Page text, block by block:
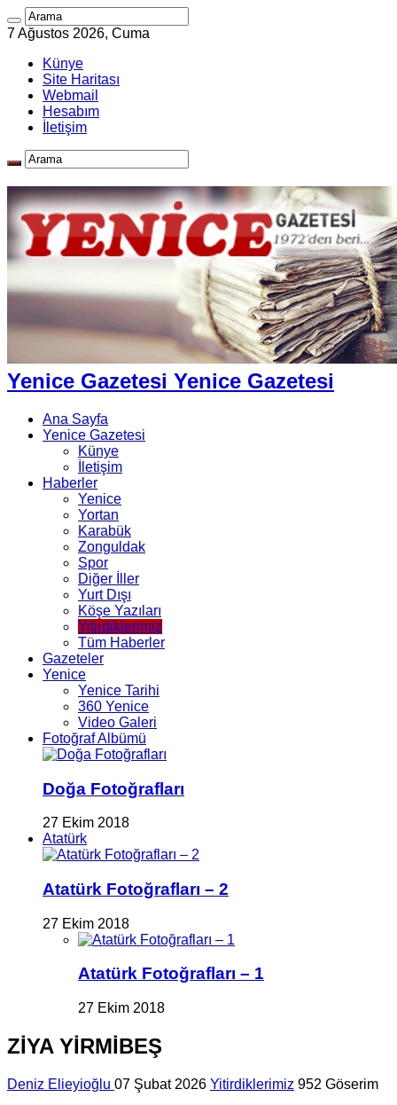
7 Ağustos 2026, Cuma
Künye
Site Haritası
Webmail
Hesabım
İletişim
Yenice Gazetesi Yenice Gazetesi
Ana Sayfa
Yenice Gazetesi
Künye
İletişim
Haberler
Yenice
Yortan
Karabük
Zonguldak
Spor
Diğer İller
Yurt Dışı
Köşe Yazıları
Yitirdiklerimiz
Tüm Haberler
Gazeteler
Yenice
Yenice Tarihi
360 Yenice
Video Galeri
Fotoğraf Albümü
Doğa Fotoğrafları
27 Ekim 2018
Atatürk
Atatürk Fotoğrafları – 2
27 Ekim 2018
Atatürk Fotoğrafları – 1
27 Ekim 2018
ZİYA YİRMİBEŞ
Deniz Elieyioğlu 07 Şubat 2026 Yitirdiklerimiz 952 Göserim